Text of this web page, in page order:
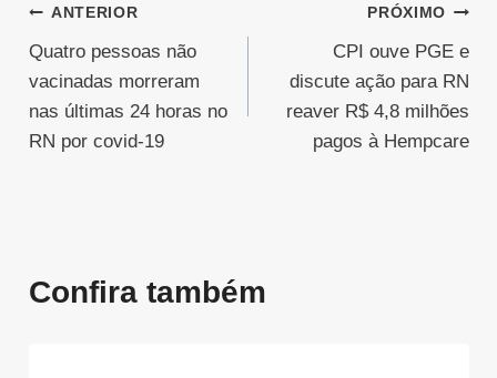
Navegação
de
Post
ANTERIOR
Quatro pessoas não
vacinadas morreram
nas últimas 24 horas no
RN por covid-19
PRÓXIMO
CPI ouve PGE e
discute ação para RN
reaver R$ 4,8 milhões
pagos à Hempcare
Confira também